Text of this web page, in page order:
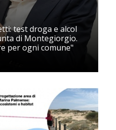
test droga e alcol
di Montegiorgio.
per ogni comune"